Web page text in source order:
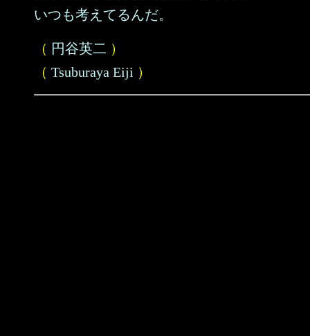
いつも考えてるんだ。
（ 円谷英二 ）
（ Tsuburaya Eiji ）